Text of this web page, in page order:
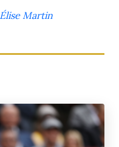
Élise Martin